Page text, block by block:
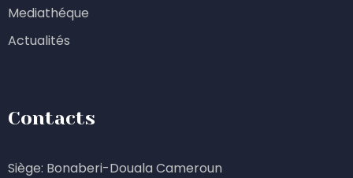
Mediathéque
Actualités
Contacts
Siège: Bonaberi-Douala Cameroun